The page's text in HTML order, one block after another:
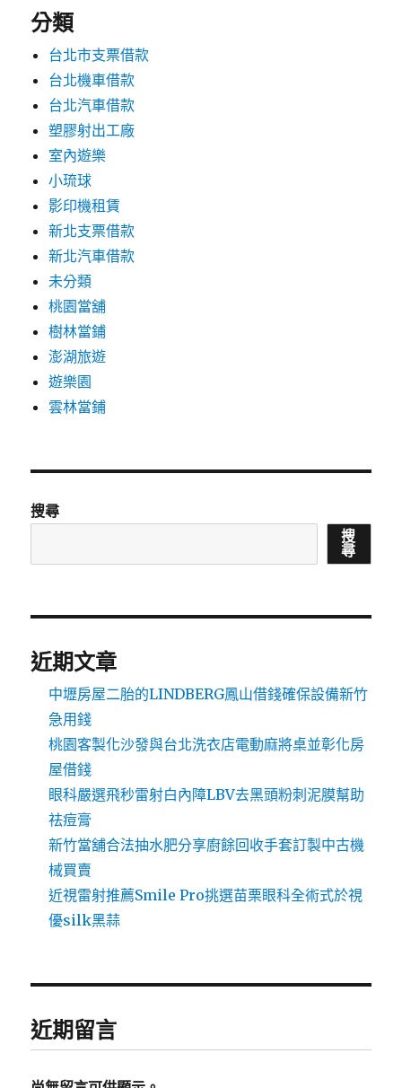
分類
台北市支票借款
台北機車借款
台北汽車借款
塑膠射出工廠
室內遊樂
小琉球
影印機租賃
新北支票借款
新北汽車借款
未分類
桃園當舖
樹林當鋪
澎湖旅遊
遊樂園
雲林當鋪
搜尋
搜
尋
近期文章
中壢房屋二胎的LINDBERG鳳山借錢確保設備新竹
急用錢
桃園客製化沙發與台北洗衣店電動麻將桌並彰化房
屋借錢
眼科嚴選飛秒雷射白內障LBV去黑頭粉刺泥膜幫助
祛痘膏
新竹當舖合法抽水肥分享廚餘回收手套訂製中古機
械買賣
近視雷射推薦Smile Pro挑選苗栗眼科全術式於視
優silk黑蒜
近期留言